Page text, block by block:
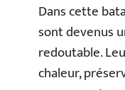
Dans cette
sont devenus
redoutable.
chaleur,